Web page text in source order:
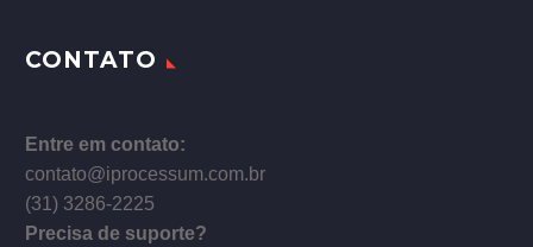
CONTATO
Entre em contato:
contato@iprocessum.com.br
(31) 3286-2225
Precisa de suporte?